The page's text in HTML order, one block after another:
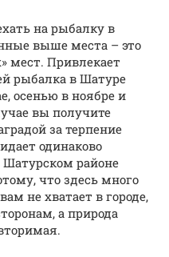
на рыбалку в
выше места – это
мест. Привлекает
рыбалка в Шатуре
осенью в ноябре и
вы получите
за терпение
одинаково
районе
что здесь много
не хватает в городе,
а природа